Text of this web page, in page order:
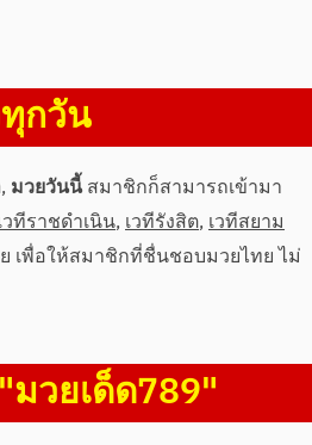
กวัน
, มวยวันนี้สมาชิกก็สามารถเข้ามา
วทีราชดำเนิน,เวทีรังสิต,เวทีสยาม
เพื่อให้สมาชิกที่ชื่นชอบมวยไทย ไม่
วยเด็ด789"